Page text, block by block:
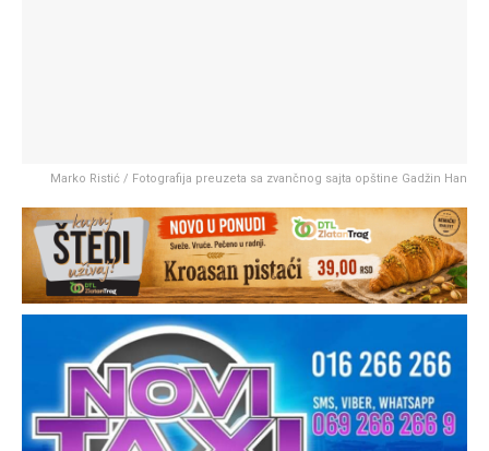
Marko Ristić / Fotografija preuzeta sa zvančnog sajta opštine Gadžin Han